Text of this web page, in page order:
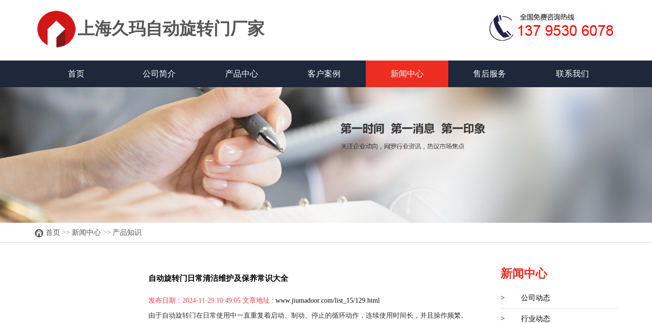
上海久玛自动旋转门厂家
首页 公司简介 产品中心 客户案例 新闻中心 售后服务 联系我们
首页 >> 新闻中心 >> 产品知识
自动旋转门日常清洁维护及保养常识大全
发布日期：2024-11-29 10:49:05 文章地址 : www.jiumadoor.com/list_15/129.html
由于自动旋转门在日常使用中一直重复着启动、制动、停止的循环动作，连续使用时间长，并且操作频繁。
新闻中心
> 公司动态
> 行业动态